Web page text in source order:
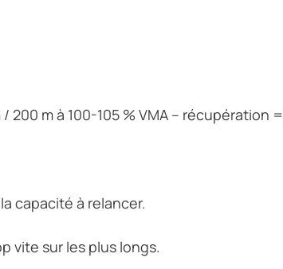
200 m à 100-105 % VMA – récupération =
capacité à relancer.
vite sur les plus longs.